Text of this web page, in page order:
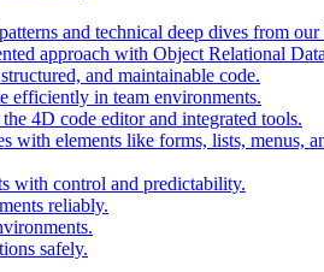
and technical deep dives from our
approach with Object Relational
and maintainable code.
efficiently in team environments.
4D code editor and integrated tools.
with elements like forms, lists, menus,
with control and predictability.
reliably.
safely.